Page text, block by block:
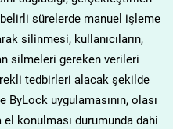
sürelerde manuel işleme
silinmesi, kullanıcıların,
silmeleri gereken verileri
tedbirleri alacak şekilde
ByLock uygulamasının, olası
konulması durumunda dahi